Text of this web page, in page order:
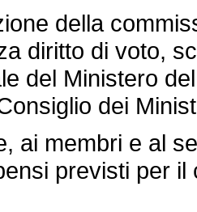
della
diritto di voto,
del Ministero
dei
membri e al
previsti per